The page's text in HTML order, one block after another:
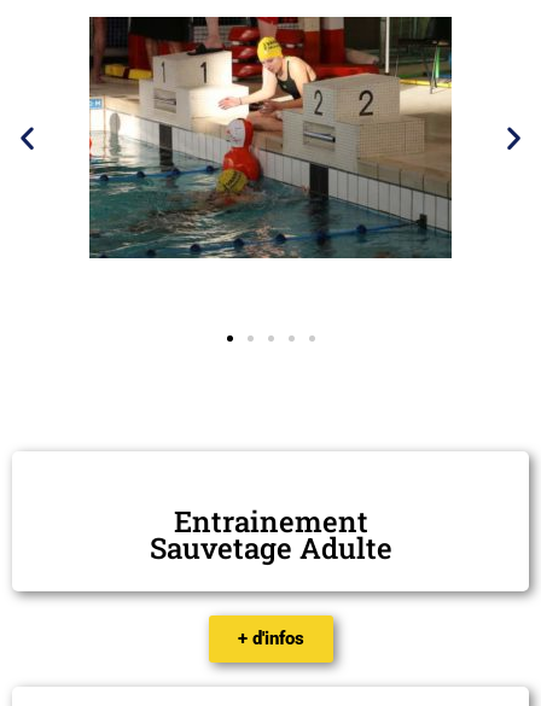
Entrainement
Sauvetage Adulte
+ d'infos